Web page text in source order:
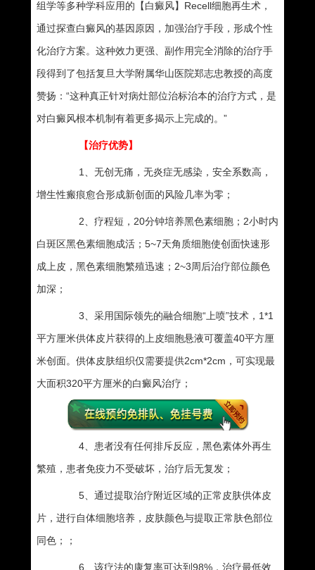
组学等多种学科应用的【白癜风】Recell细胞再生术，
通过探查白癜风的基因原因，加强治疗手段，形成个性
化治疗方案。这种效力更强、副作用完全消除的治疗手
段得到了包括复旦大学附属华山医院郑志忠教授的高度
赞扬：“这种真正针对病灶部位治标治本的治疗方式，是
对白癜风根本机制有着更多揭示上完成的。”
【治疗优势】
1、无创无痛，无炎症无感染，安全系数高，
增生性瘢痕愈合形成新创面的风险几率为零；
2、疗程短，20分钟培养黑色素细胞；2小时内
白斑区黑色素细胞成活；5~7天角质细胞使创面快速形
成上皮，黑色素细胞繁殖迅速；2~3周后治疗部位颜色
加深；
3、采用国际领先的融合细胞“上喷”技术，1*1
平方厘米供体皮片获得的上皮细胞悬液可覆盖40平方厘
米创面。供体皮肤组织仅需要提供2cm*2cm，可实现最
大面积320平方厘米的白癜风治疗；
4、患者没有任何排斥反应，黑色素体外再生
繁殖，患者免疫力不受破坏，治疗后无复发；
5、通过提取治疗附近区域的正常皮肤供体皮
片，进行自体细胞培养，皮肤颜色与提取正常肤色部位
同色；；
6、该疗法的康复率可达到98%，治疗最低效